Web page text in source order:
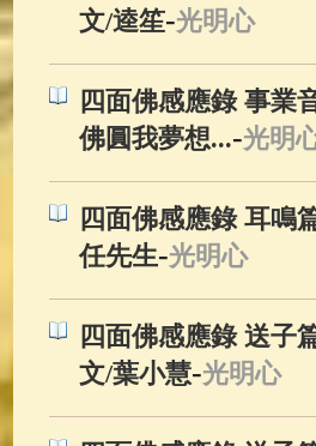
文/逵笙-光明心
四面佛感應錄 事業
佛圓我夢想...-光明
四面佛感應錄 耳鳴
任先生-光明心
四面佛感應錄 送子
文/葉小慧-光明心